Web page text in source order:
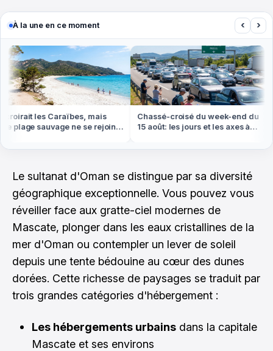
À la une en ce moment ‹ ›
les Caraïbes, mais
plage sauvage ne se rejoint
Chassé-croisé du week-end du
15 août: les jours et les axes à
Le sultanat d'Oman se distingue par sa diversité
géographique exceptionnelle. Vous pouvez vous
réveiller face aux gratte-ciel modernes de
Mascate, plonger dans les eaux cristallines de la
mer d'Oman ou contempler un lever de soleil
depuis une tente bédouine au cœur des dunes
dorées. Cette richesse de paysages se traduit par
trois grandes catégories d'hébergement :
Les hébergements urbains dans la capitale
Mascate et ses environs